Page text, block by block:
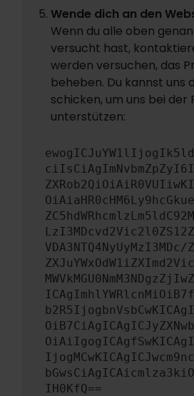
Wende dich an den
Wenn du alle oben
versucht hast,
werden versuchen, das
beheben. Du kannst uns
schicken, um uns bei der
unterstützen:
VDA3NTQ4NyUyMzI3MDc/
IH0KfQ==